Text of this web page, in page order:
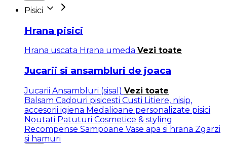
Pisici
Hrana pisici
Hrana uscata Hrana umeda Vezi toate
Jucarii si ansambluri de joaca
Jucarii Ansambluri (sisal) Vezi toate
Balsam Cadouri pisicesti Custi Litiere, nisip,
accesorii igiena Medalioane personalizate pisici
Noutati Patuturi Cosmetice & styling
Recompense Sampoane Vase apa si hrana Zgarzi
si hamuri